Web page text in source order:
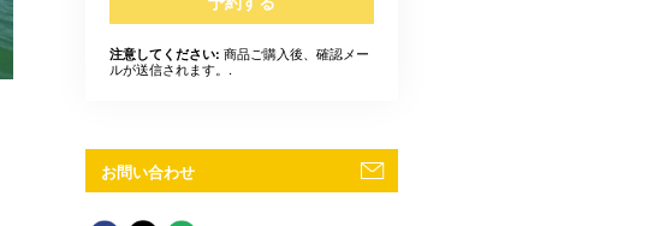
注意してください: 商品ご購入後、確認メー
ルが送信されます。.
お問い合わせ